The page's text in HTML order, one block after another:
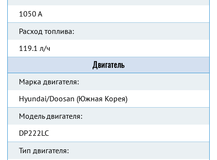
1050 А
Расход топлива:
119.1 л/ч
Двигатель
Марка двигателя:
Hyundai/Doosan (Южная Корея)
Модель двигателя:
DP222LC
Тип двигателя: